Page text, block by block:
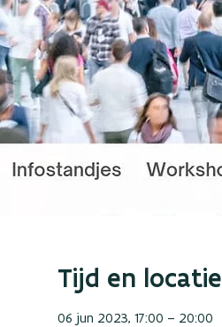
Tijd en locatie
06 jun 2023, 17:00 – 20:00